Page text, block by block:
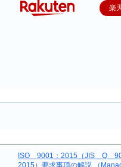
楽
ISO 9001：2015（JIS Q